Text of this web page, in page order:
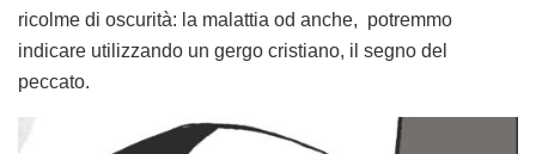
ricolme di oscurità: la malattia od anche, potremmo
indicare utilizzando un gergo cristiano, il segno del
peccato.